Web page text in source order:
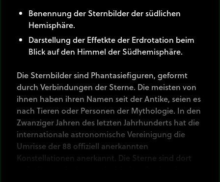
Benennung der Sternbilder der südlichen
Hemisphäre.
Darstellung der Effetkte der Erdrotation beim
Blick auf den Himmel der Südhemisphäre.
Die Sternbilder sind Phantasiefiguren, geformt
durch Verbindungen der Sterne. Die meisten von
ihnen haben ihren Namen seit der Antike, seien es
nach Tieren oder Personen der Mythologie. In den
Zwanziger Jahren des letzten Jahrhunderts hat die
internationale astronomische Vereinigung die
Umrisse der 88 offiziell anerkannten
Konstellationen anerkannt. Die Sterne sind dort